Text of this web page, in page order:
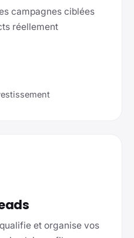
campagnes ciblées
réellement
et organise vos